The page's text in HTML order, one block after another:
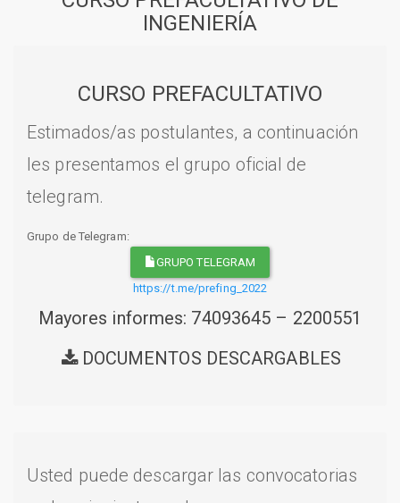
INGENIERÍA
CURSO PREFACULTATIVO
Estimados/as postulantes, a continuación
les presentamos el grupo oficial de
telegram.
Grupo de Telegram:
GRUPO TELEGRAM
https://t.me/prefing_2022
Mayores informes: 74093645 – 2200551
DOCUMENTOS DESCARGABLES
Usted puede descargar las convocatorias